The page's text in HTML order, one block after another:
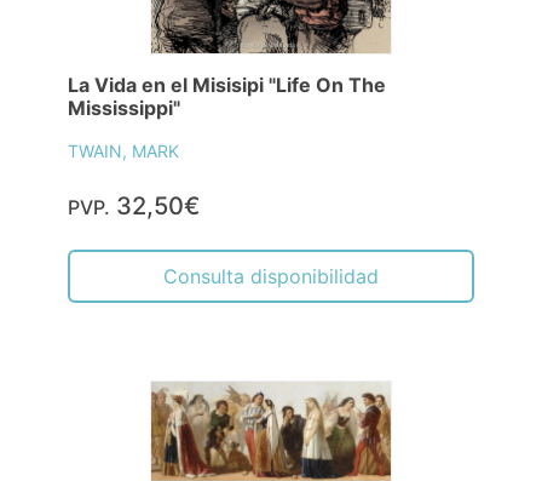
La Vida en el Misisipi "Life On The
Mississippi"
TWAIN, MARK
PVP. 32,50€
Consulta disponibilidad